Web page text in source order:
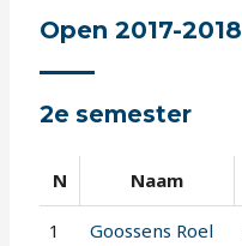
Open 2017-2018
2e semester
N Naam
1
Goossens Roel